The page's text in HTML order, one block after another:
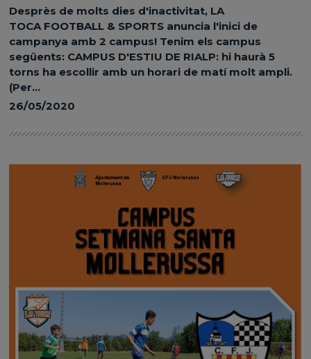
Desprès de molts dies d'inactivitat, LA
TOCA FOOTBALL & SPORTS anuncia l'inici de
campanya amb 2 campus! Tenim els campus
següents: CAMPUS D'ESTIU DE RIALP: hi haurà 5
torns ha escollir amb un horari de matí molt ampli.
(Per...
26/05/2020